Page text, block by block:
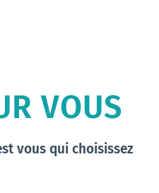
VOUS
vous qui choisissez